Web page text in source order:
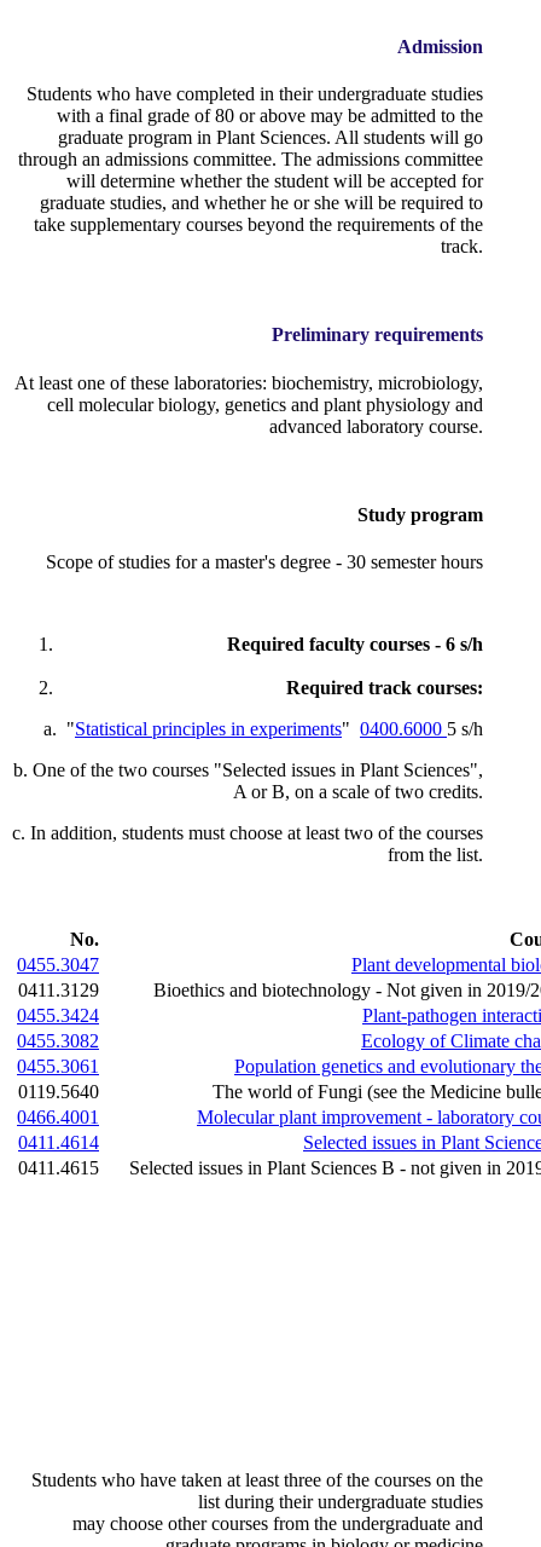
Admission
Students who have completed in their undergraduate studies
with a final grade of 80 or above may be admitted to the
graduate program in Plant Sciences. All students will go
through an admissions committee. The admissions committee
will determine whether the student will be accepted for
graduate studies, and whether he or she will be required to
take supplementary courses beyond the requirements of the
track.
Preliminary requirements
At least one of these laboratories: biochemistry, microbiology,
cell molecular biology, genetics and plant physiology and
advanced laboratory course.
Study program
Scope of studies for a master's degree - 30 semester hours
Required faculty courses - 6 s/h
Required track courses:
a. "Statistical principles in experiments" 0400.6000 5 s/h
b. One of the two courses "Selected issues in Plant Sciences",
A or B, on a scale of two credits.
c. In addition, students must choose at least two of the courses
from the list.
No.
0455.3047
Plant developmental
0411.3129
Bioethics and biotechnology - Not given in 2019/
0455.3424
Plant-pathogen
0455.3082
Ecology of Climate
0455.3061
Population genetics and evolutionary
0119.5640
The world of Fungi (see the Medicine
0466.4001
Molecular plant improvement - laboratory
0411.4614
Selected issues in Plant
0411.4615
Selected issues in Plant Sciences B - not given in
Students who have taken at least three of the courses on the
list during their undergraduate studies
may choose other courses from the undergraduate and